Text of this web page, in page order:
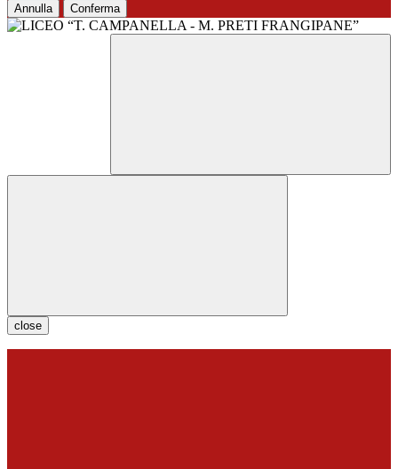
Annulla Conferma
close